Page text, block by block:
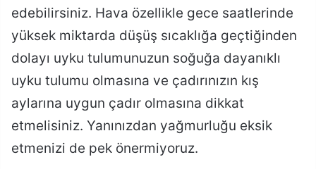
edebilirsiniz. Hava özellikle gece saatlerinde
yüksek miktarda düşüş sıcaklığa geçtiğinden
dolayı uyku tulumunuzun soğuğa dayanıklı
uyku tulumu olmasına ve çadırınızın kış
aylarına uygun çadır olmasına dikkat
etmelisiniz. Yanınızdan yağmurluğu eksik
etmenizi de pek önermiyoruz.